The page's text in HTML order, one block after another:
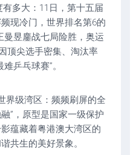
有多大：11日，第十五届
现冷门，世界排名第6的
曼昱鏖战七局险胜，奥运
顶尖选手密集、淘汰率
乒乓球赛”。
界级湾区：频频刷屏的全
”，原型是国家一级保护
蕴藏着粤港澳大湾区的
共生的美好景象。